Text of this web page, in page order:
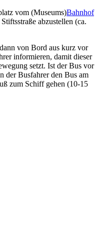
vom (Museums)Bahnhof
abzustellen (ca.
von Bord aus kurz vor
informieren, damit dieser
setzt. Ist der Bus vor
der Busfahrer den Bus am
zum Schiff gehen (10-15